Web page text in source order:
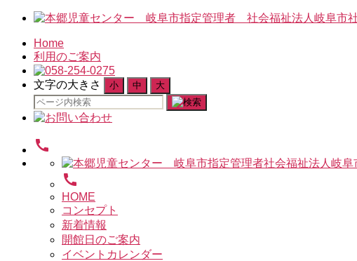
Home
利用のご案内
文字の大きさ 小 中 大
検
索
象:
call
call
HOME
コンセプト
新着情報
開館日のご案内
イベントカレンダー